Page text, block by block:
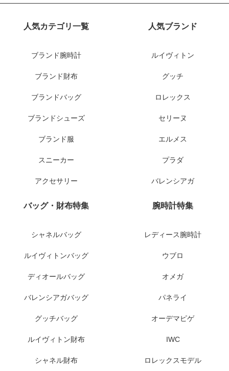
人気カテゴリ一覧
ブランド腕時計
ブランド財布
ブランドバッグ
ブランドシューズ
ブランド服
スニーカー
アクセサリー
人気ブランド
ルイヴィトン
グッチ
ロレックス
セリーヌ
エルメス
プラダ
バレンシアガ
バッグ・財布特集
シャネルバッグ
ルイヴィトンバッグ
ディオールバッグ
バレンシアガバッグ
グッチバッグ
ルイヴィトン財布
シャネル財布
腕時計特集
レディース腕時計
ウブロ
オメガ
パネライ
オーデマピゲ
IWC
ロレックスモデル